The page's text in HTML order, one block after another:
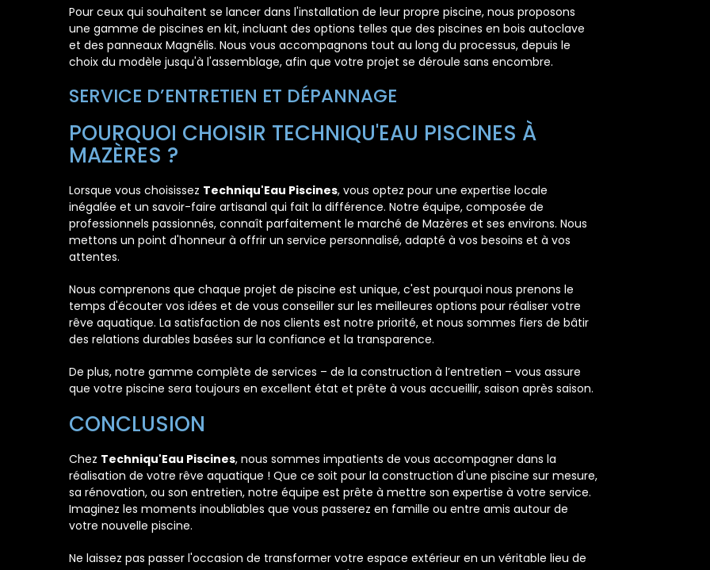
Pour ceux qui souhaitent se lancer dans l'installation de leur propre piscine, nous proposons
une gamme de piscines en kit, incluant des options telles que des piscines en bois autoclave
et des panneaux Magnélis. Nous vous accompagnons tout au long du processus, depuis le
choix du modèle jusqu'à l'assemblage, afin que votre projet se déroule sans encombre.
SERVICE D’ENTRETIEN ET DÉPANNAGE
POURQUOI CHOISIR TECHNIQU'EAU PISCINES À
MAZÈRES ?
Lorsque vous choisissez Techniqu'Eau Piscines, vous optez pour une expertise locale
inégalée et un savoir-faire artisanal qui fait la différence. Notre équipe, composée de
professionnels passionnés, connaît parfaitement le marché de Mazères et ses environs. Nous
mettons un point d'honneur à offrir un service personnalisé, adapté à vos besoins et à vos
attentes.
Nous comprenons que chaque projet de piscine est unique, c'est pourquoi nous prenons le
temps d'écouter vos idées et de vous conseiller sur les meilleures options pour réaliser votre
rêve aquatique. La satisfaction de nos clients est notre priorité, et nous sommes fiers de bâtir
des relations durables basées sur la confiance et la transparence.
De plus, notre gamme complète de services – de la construction à l’entretien – vous assure
que votre piscine sera toujours en excellent état et prête à vous accueillir, saison après saison.
CONCLUSION
Chez Techniqu'Eau Piscines, nous sommes impatients de vous accompagner dans la
réalisation de votre rêve aquatique ! Que ce soit pour la construction d'une piscine sur mesure,
sa rénovation, ou son entretien, notre équipe est prête à mettre son expertise à votre service.
Imaginez les moments inoubliables que vous passerez en famille ou entre amis autour de
votre nouvelle piscine.
Ne laissez pas passer l'occasion de transformer votre espace extérieur en un véritable lieu de